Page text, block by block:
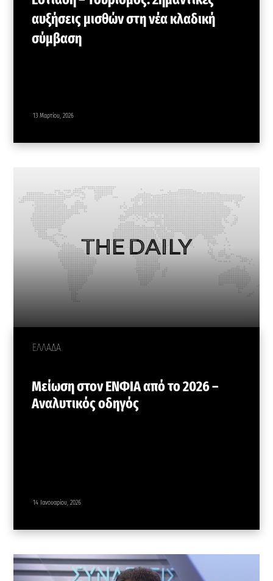
αυξήσεις μισθών στη νέα κλαδική
σύμβαση
13 Μαρτίου, 2026
ΕΛΛΑΔΑ
Μείωση στον ΕΝΦΙΑ από το 2026 –
Αναλυτικός οδηγός
14 Ιανουαρίου, 2026